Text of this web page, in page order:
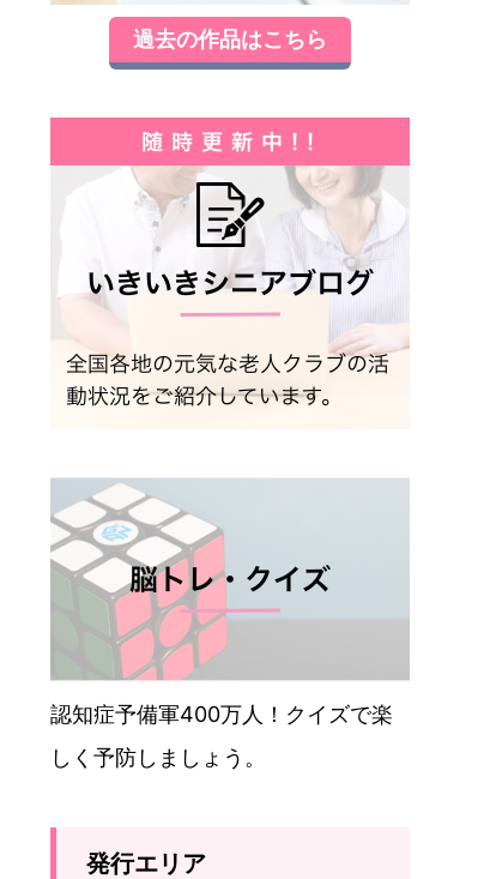
過去の作品はこちら
認知症予備軍400万人！クイズで楽
しく予防しましょう。
発行エリア